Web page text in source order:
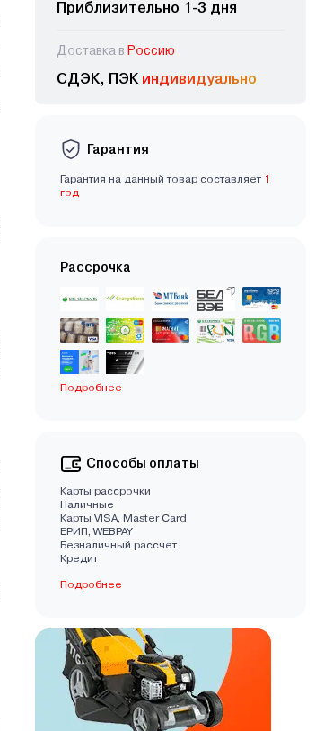
Приблизительно 1-3 дня
Доставка в Россию
СДЭК, ПЭК индивидуально
Гарантия
Гарантия на данный товар составляет 1
год
Рассрочка
Подробнее
Способы оплаты
Карты рассрочки
Наличные
Карты VISA, Master Card
EРИП, WEBPAY
Безналичный рассчет
Кредит
Подробнее